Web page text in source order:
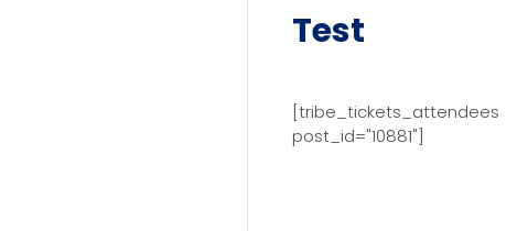
Test
[tribe_tickets_attendees
post_id="10881"]